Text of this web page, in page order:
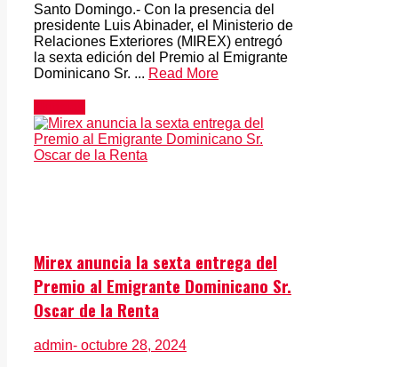
Santo Domingo.- Con la presencia del
presidente Luis Abinader, el Ministerio de
Relaciones Exteriores (MIREX) entregó
la sexta edición del Premio al Emigrante
Dominicano Sr. ... Read More
Mirex anuncia la sexta entrega del
Premio al Emigrante Dominicano Sr.
Oscar de la Renta
admin- octubre 28, 2024